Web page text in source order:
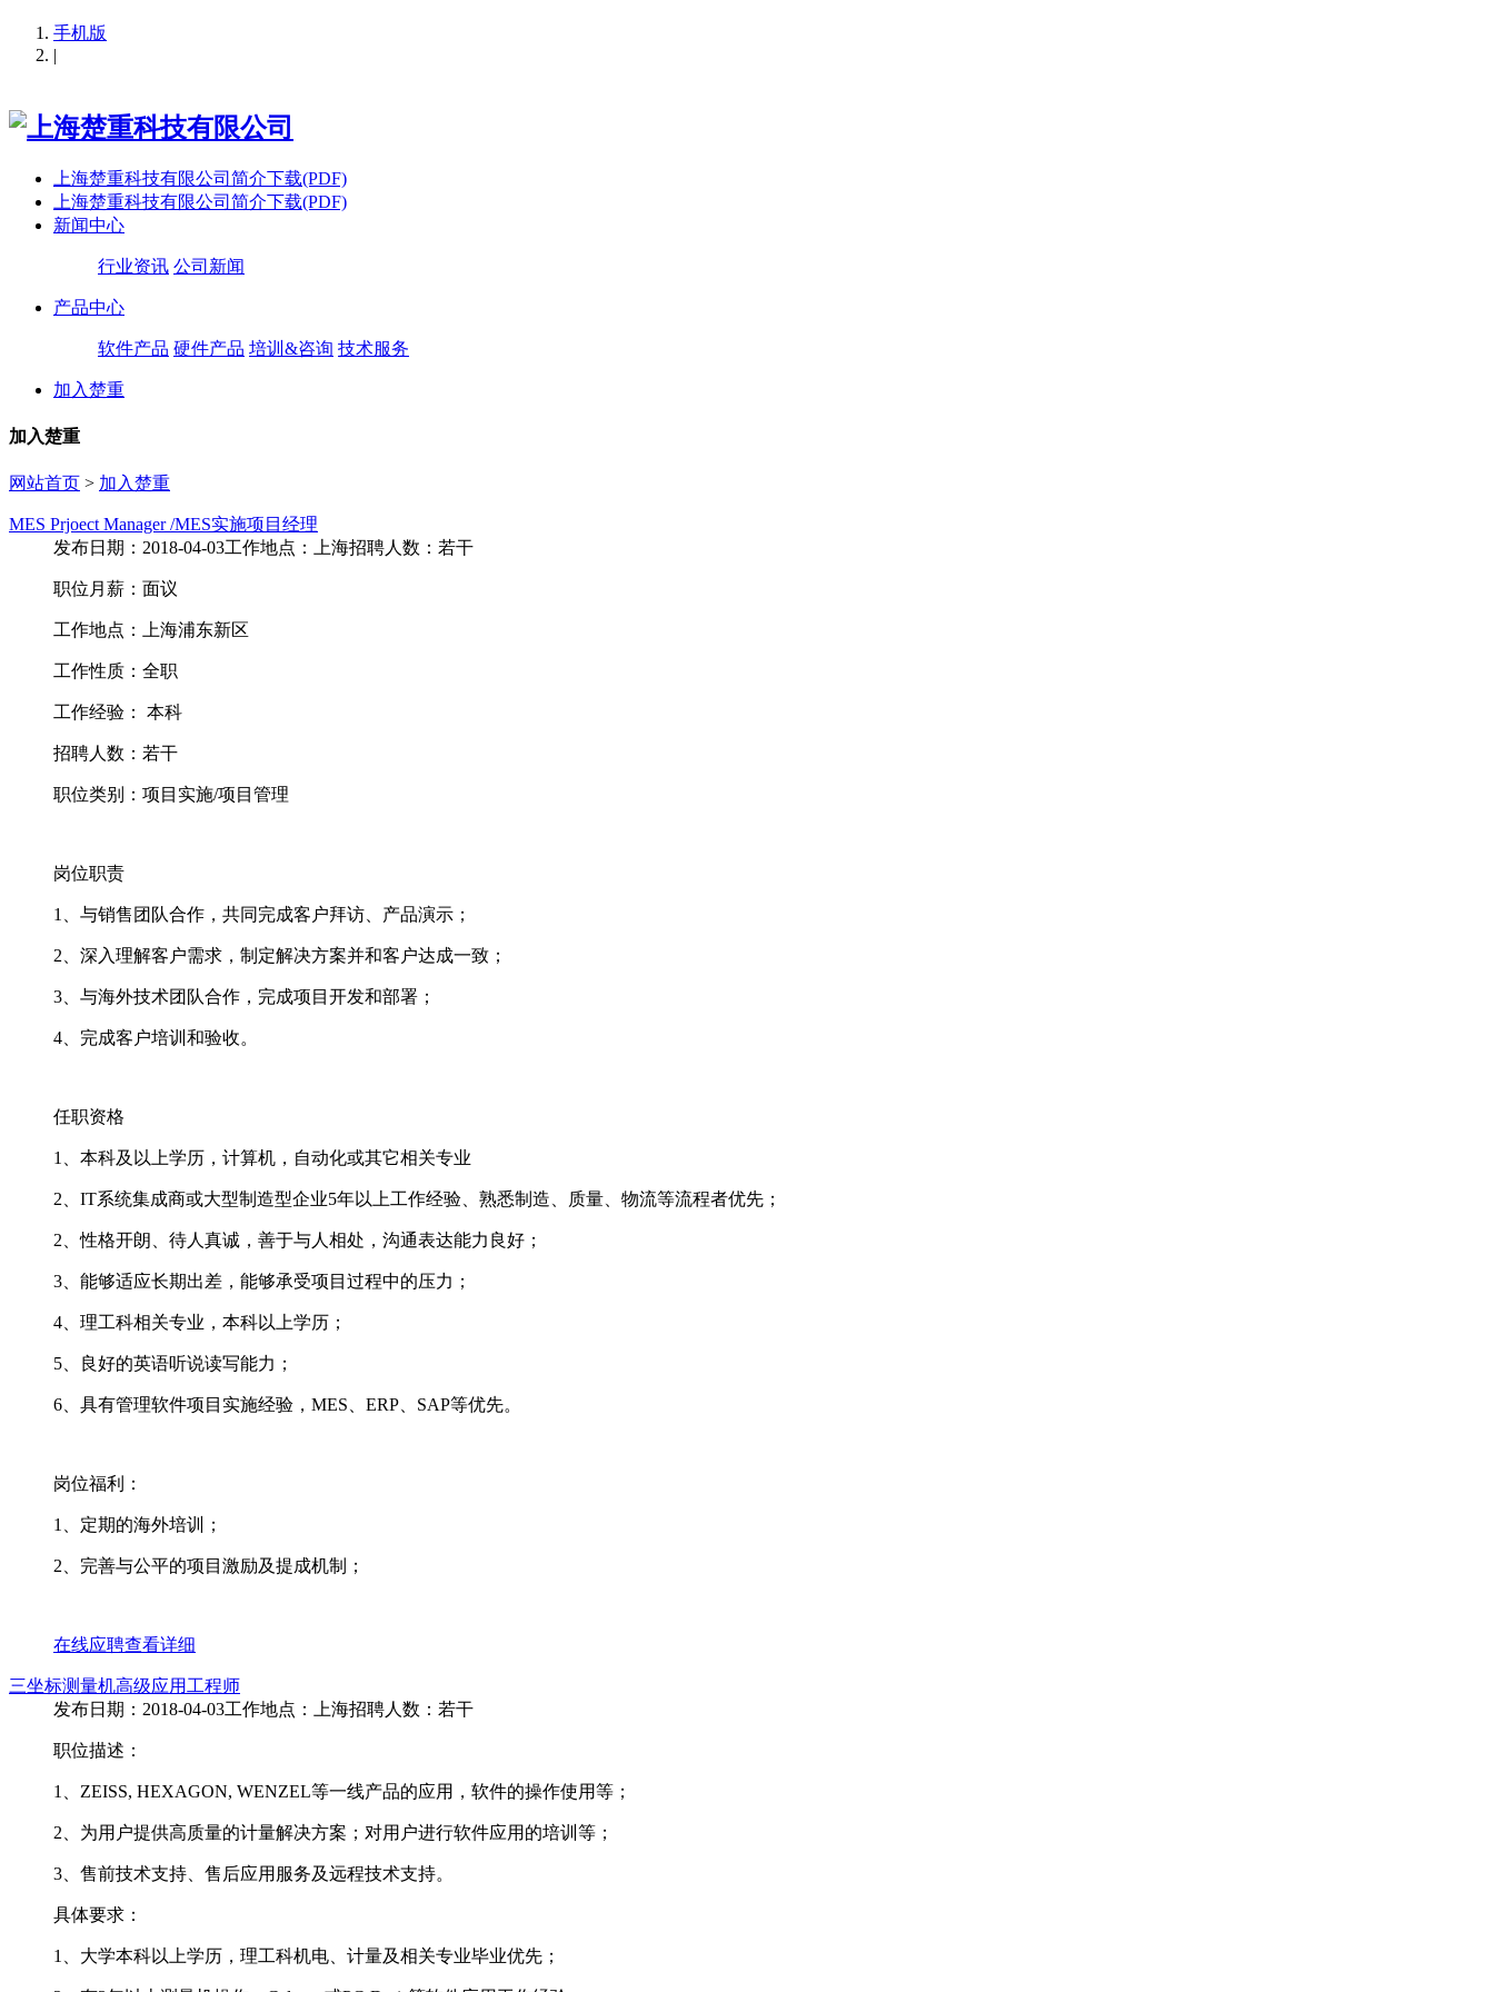
手机版
|
上海楚重科技有限公司简介下载(PDF)
上海楚重科技有限公司简介下载(PDF)
新闻中心
行业资讯 公司新闻
产品中心
软件产品 硬件产品 培训&咨询 技术服务
加入楚重
加入楚重
网站首页 > 加入楚重
MES Prjoect Manager /MES实施项目经理
发布日期：2018-04-03工作地点：上海招聘人数：若干
职位月薪：面议
工作地点：上海浦东新区
工作性质：全职
工作经验： 本科
招聘人数：若干
职位类别：项目实施/项目管理
岗位职责
1、与销售团队合作，共同完成客户拜访、产品演示；
2、深入理解客户需求，制定解决方案并和客户达成一致；
3、与海外技术团队合作，完成项目开发和部署；
4、完成客户培训和验收。
任职资格
1、本科及以上学历，计算机，自动化或其它相关专业
2、IT系统集成商或大型制造型企业5年以上工作经验、熟悉制造、质量、物流等流程者优先；
2、性格开朗、待人真诚，善于与人相处，沟通表达能力良好；
3、能够适应长期出差，能够承受项目过程中的压力；
4、理工科相关专业，本科以上学历；
5、良好的英语听说读写能力；
6、具有管理软件项目实施经验，MES、ERP、SAP等优先。
岗位福利：
1、定期的海外培训；
2、完善与公平的项目激励及提成机制；
在线应聘查看详细
三坐标测量机高级应用工程师
发布日期：2018-04-03工作地点：上海招聘人数：若干
职位描述：
1、ZEISS, HEXAGON, WENZEL等一线产品的应用，软件的操作使用等；
2、为用户提供高质量的计量解决方案；对用户进行软件应用的培训等；
3、售前技术支持、售后应用服务及远程技术支持。
具体要求：
1、大学本科以上学历，理工科机电、计量及相关专业毕业优先；